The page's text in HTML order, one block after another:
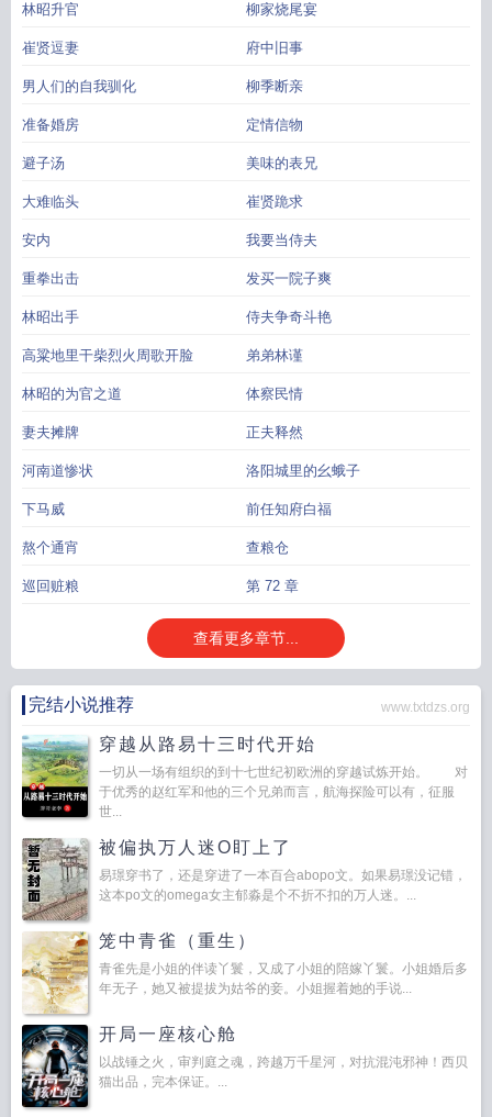
林昭升官 柳家烧尾宴
崔贤逗妻 府中旧事
男人们的自我驯化 柳季断亲
准备婚房 定情信物
避子汤 美味的表兄
大难临头 崔贤跪求
安内 我要当侍夫
重拳出击 发买一院子爽
林昭出手 侍夫争奇斗艳
高粱地里干柴烈火周歌开脸 弟弟林谨
林昭的为官之道 体察民情
妻夫摊牌 正夫释然
河南道惨状 洛阳城里的幺蛾子
下马威 前任知府白福
熬个通宵 查粮仓
巡回赃粮 第 72 章
查看更多章节...
完结小说推荐 www.txtdzs.org
穿越从路易十三时代开始
一切从一场有组织的到十七世纪初欧洲的穿越试炼开始。 对
于优秀的赵红军和他的三个兄弟而言，航海探险可以有，征服
世...
被偏执万人迷O盯上了
易璟穿书了，还是穿进了一本百合abopo文。如果易璟没记错，
这本po文的omega女主郁淼是个不折不扣的万人迷。...
笼中青雀（重生）
青雀先是小姐的伴读丫鬟，又成了小姐的陪嫁丫鬟。小姐婚后多
年无子，她又被提拔为姑爷的妾。小姐握着她的手说...
开局一座核心舱
以战锤之火，审判庭之魂，跨越万千星河，对抗混沌邪神！西贝
猫出品，完本保证。...